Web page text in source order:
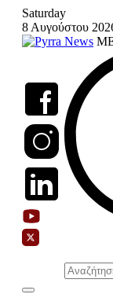
Skip
content
Saturday
8 Αυγούστου
για: